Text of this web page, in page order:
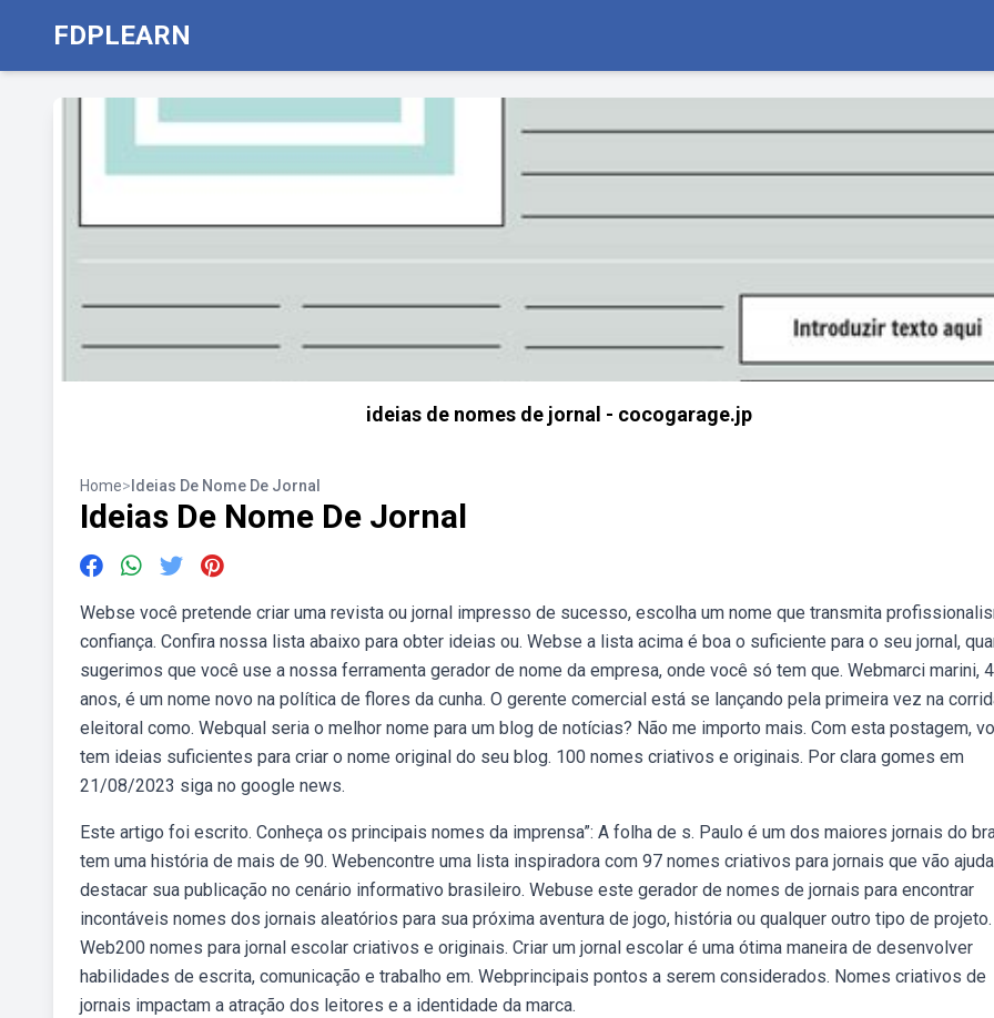
FDPLEARN
ideias de nomes de jornal - cocogarage.jp
Home> Ideias De Nome De Jornal
Ideias De Nome De Jornal
Webse você pretende criar uma revista ou jornal impresso de sucesso, escolha um nome que transmita
confiança. Confira nossa lista abaixo para obter ideias ou. Webse a lista acima é boa o suficiente para o seu jornal,
sugerimos que você use a nossa ferramenta gerador de nome da empresa, onde você só tem que. Webmarci marini,
anos, é um nome novo na política de flores da cunha. O gerente comercial está se lançando pela primeira vez na
eleitoral como. Webqual seria o melhor nome para um blog de notícias? Não me importo mais. Com esta postagem,
tem ideias suficientes para criar o nome original do seu blog. 100 nomes criativos e originais. Por clara gomes em
21/08/2023 siga no google news.
Este artigo foi escrito. Conheça os principais nomes da imprensa”: A folha de s. Paulo é um dos maiores jornais do
tem uma história de mais de 90. Webencontre uma lista inspiradora com 97 nomes criativos para jornais que vão
destacar sua publicação no cenário informativo brasileiro. Webuse este gerador de nomes de jornais para encontrar
incontáveis nomes dos jornais aleatórios para sua próxima aventura de jogo, história ou qualquer outro tipo de projeto.
Web200 nomes para jornal escolar criativos e originais. Criar um jornal escolar é uma ótima maneira de desenvolver
habilidades de escrita, comunicação e trabalho em. Webprincipais pontos a serem considerados. Nomes criativos de
jornais impactam a atração dos leitores e a identidade da marca.